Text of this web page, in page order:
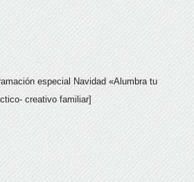
especial Navidad «Alumbra tu
creativo familiar]